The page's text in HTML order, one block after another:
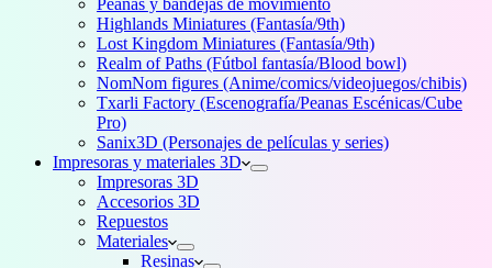
Peanas y bandejas de movimiento
Highlands Miniatures (Fantasía/9th)
Lost Kingdom Miniatures (Fantasía/9th)
Realm of Paths (Fútbol fantasía/Blood bowl)
NomNom figures (Anime/comics/videojuegos/chibis)
Txarli Factory (Escenografía/Peanas Escénicas/Cube
Pro)
Sanix3D (Personajes de películas y series)
Impresoras y materiales 3D
Impresoras 3D
Accesorios 3D
Repuestos
Materiales
Resinas